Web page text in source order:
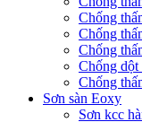
Chống
Chống
Chống
Chống dột
Chống
Sơn sàn Eoxy
Sơn kcc